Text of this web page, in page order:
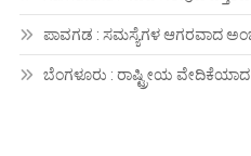
ಪಾವಗಡ : ಸಮಸ್ಯೆಗಳ ಆಗರವಾದ
ಬೆಂಗಳೂರು : ರಾಷ್ಟ್ರೀಯ ವೇದಿಕೆಯಾದ